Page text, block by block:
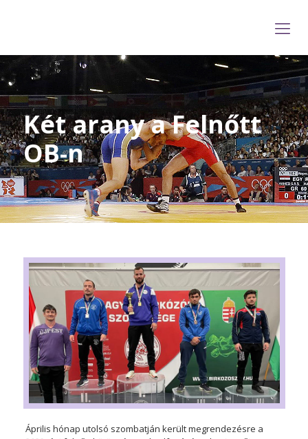
Két arany a Felnőtt
OB-n
Április hónap utolsó szombatján került megrendezésre a